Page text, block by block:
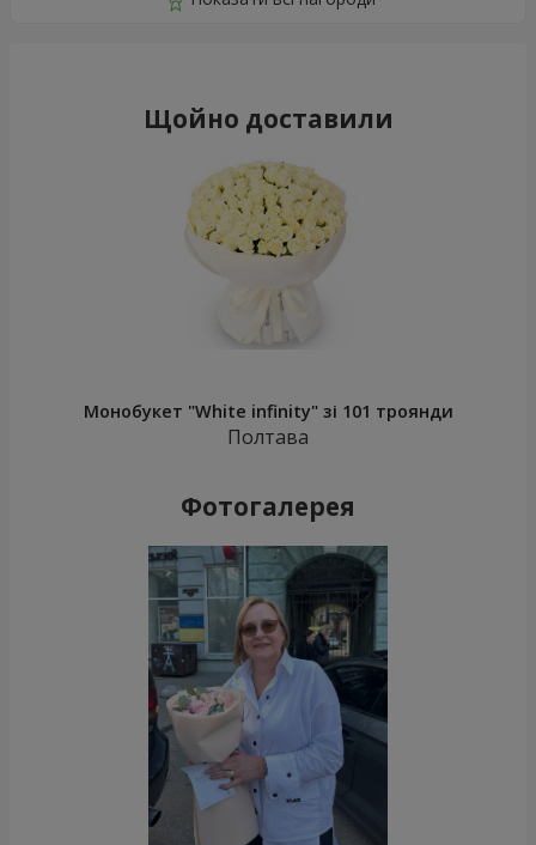
Щойно доставили
Монобукет "White infinity" зі 101 троянди
Полтава
Фотогалерея